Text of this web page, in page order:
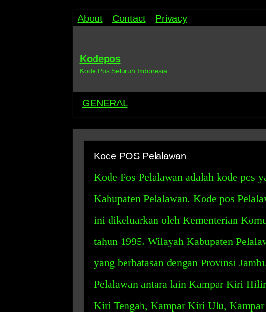
About Contact Privacy
Kodepos
Kode Pos Seluruh Indonesia
GENERAL
Kode POS Pelalawan
Kode Pos Pelalawan adalah kode pos
Kabupaten Pelalawan. Kode pos
ini dikeluarkan oleh Kementerian
tahun 1995. Wilayah Kabupaten
yang berbatasan dengan Provinsi
Pelalawan antara lain Kampar Kiri
Kiri Tengah, Kampar Kiri Ulu,